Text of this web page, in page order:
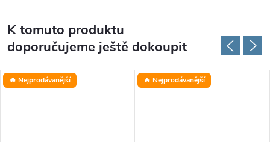
K tomuto produktu
doporučujeme ještě dokoupit
🔥 Nejprodávanější 🔥 Nejprodávanější